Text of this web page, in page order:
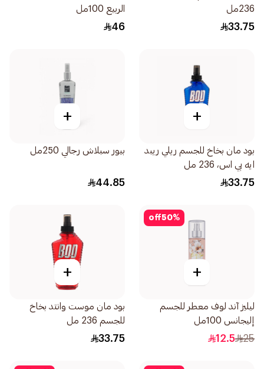
236مل
33.75
الربيع 100مل
46
+
بود مان بخاخ للجسم ريلي ريبد
ايه بي اس، 236 مل
33.75
+
بيور سبلاش رجالي 250مل
44.85
50%
off
+
ليليز آند لوف معطر للجسم
إليجانس 100مل
25
12.5
+
بود مان موست وانتد بخاخ
للجسم 236 مل
33.75